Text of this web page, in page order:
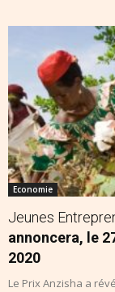
Economie
Jeunes
annoncera, le
2020
Le Prix Anzisha a